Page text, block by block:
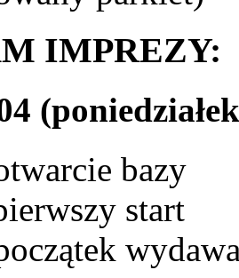
IMPREZY:
bazy
start